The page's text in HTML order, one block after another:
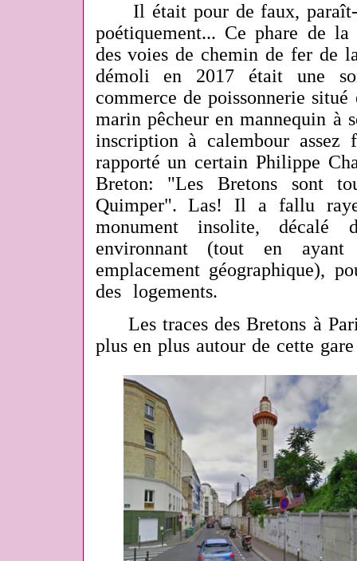
Il était pour de faux,
poétiquement... Ce phare de
des voies de chemin de fer de
démoli en 2017 était une
commerce de poissonnerie
marin pêcheur en mannequin à
inscription à calembour
rapporté un certain Philippe
Breton: "Les Bretons sont
Quimper". Las! Il a fallu
monument insolite, décalé
environnant (tout en
emplacement géographique),
des logements.
Les traces des Bretons à
plus en plus autour de cette